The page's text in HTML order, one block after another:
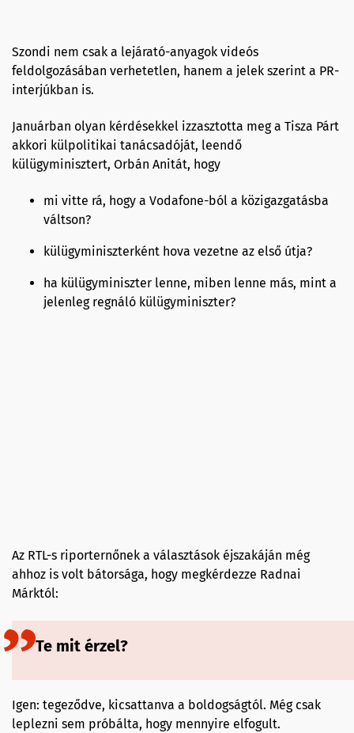
Szondi nem csak a lejárató-anyagok videós
feldolgozásában verhetetlen, hanem a jelek szerint a PR-
interjúkban is.
Januárban olyan kérdésekkel izzasztotta meg a Tisza Párt
akkori külpolitikai tanácsadóját, leendő
külügyminisztert, Orbán Anitát, hogy
mi vitte rá, hogy a Vodafone-ból a közigazgatásba
váltson?
külügyminiszterként hova vezetne az első útja?
ha külügyminiszter lenne, miben lenne más, mint a
jelenleg regnáló külügyminiszter?
Az RTL-s riporternőnek a választások éjszakáján még
ahhoz is volt bátorsága, hogy megkérdezze Radnai
Márktól:
Te mit érzel?
Igen: tegeződve, kicsattanva a boldogságtól. Még csak
leplezni sem próbálta, hogy mennyire elfogult.